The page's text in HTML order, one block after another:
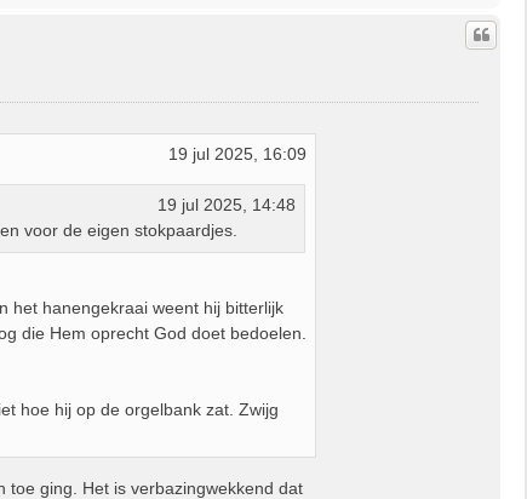
h
o
19 jul 2025, 16:09
19 jul 2025, 14:48
voor de eigen stokpaardjes.
het hanengekraai weent hij bitterlijk
die Hem oprecht God doet bedoelen.
hoe hij op de orgelbank zat. Zwijg
toe ging. Het is verbazingwekkend dat